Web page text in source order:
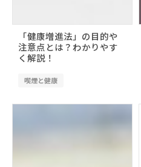
「健康増進法」の目的や
注意点とは？わかりやす
く解説！
喫煙と健康